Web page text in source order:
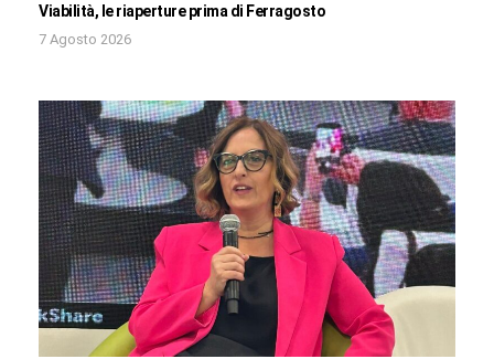
Viabilità, le riaperture prima di Ferragosto
7 Agosto 2026